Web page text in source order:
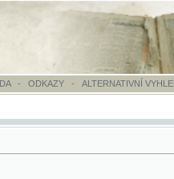
ALTERNATIVNÍ VYHLEDÁVÁNÍ- ENGLISH